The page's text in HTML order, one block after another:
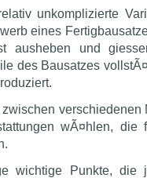
unkomplizierte
eines
ausheben und
des Bausatzes
verschiedenen
wÃ¤hlen,
wichtige Punkte, die